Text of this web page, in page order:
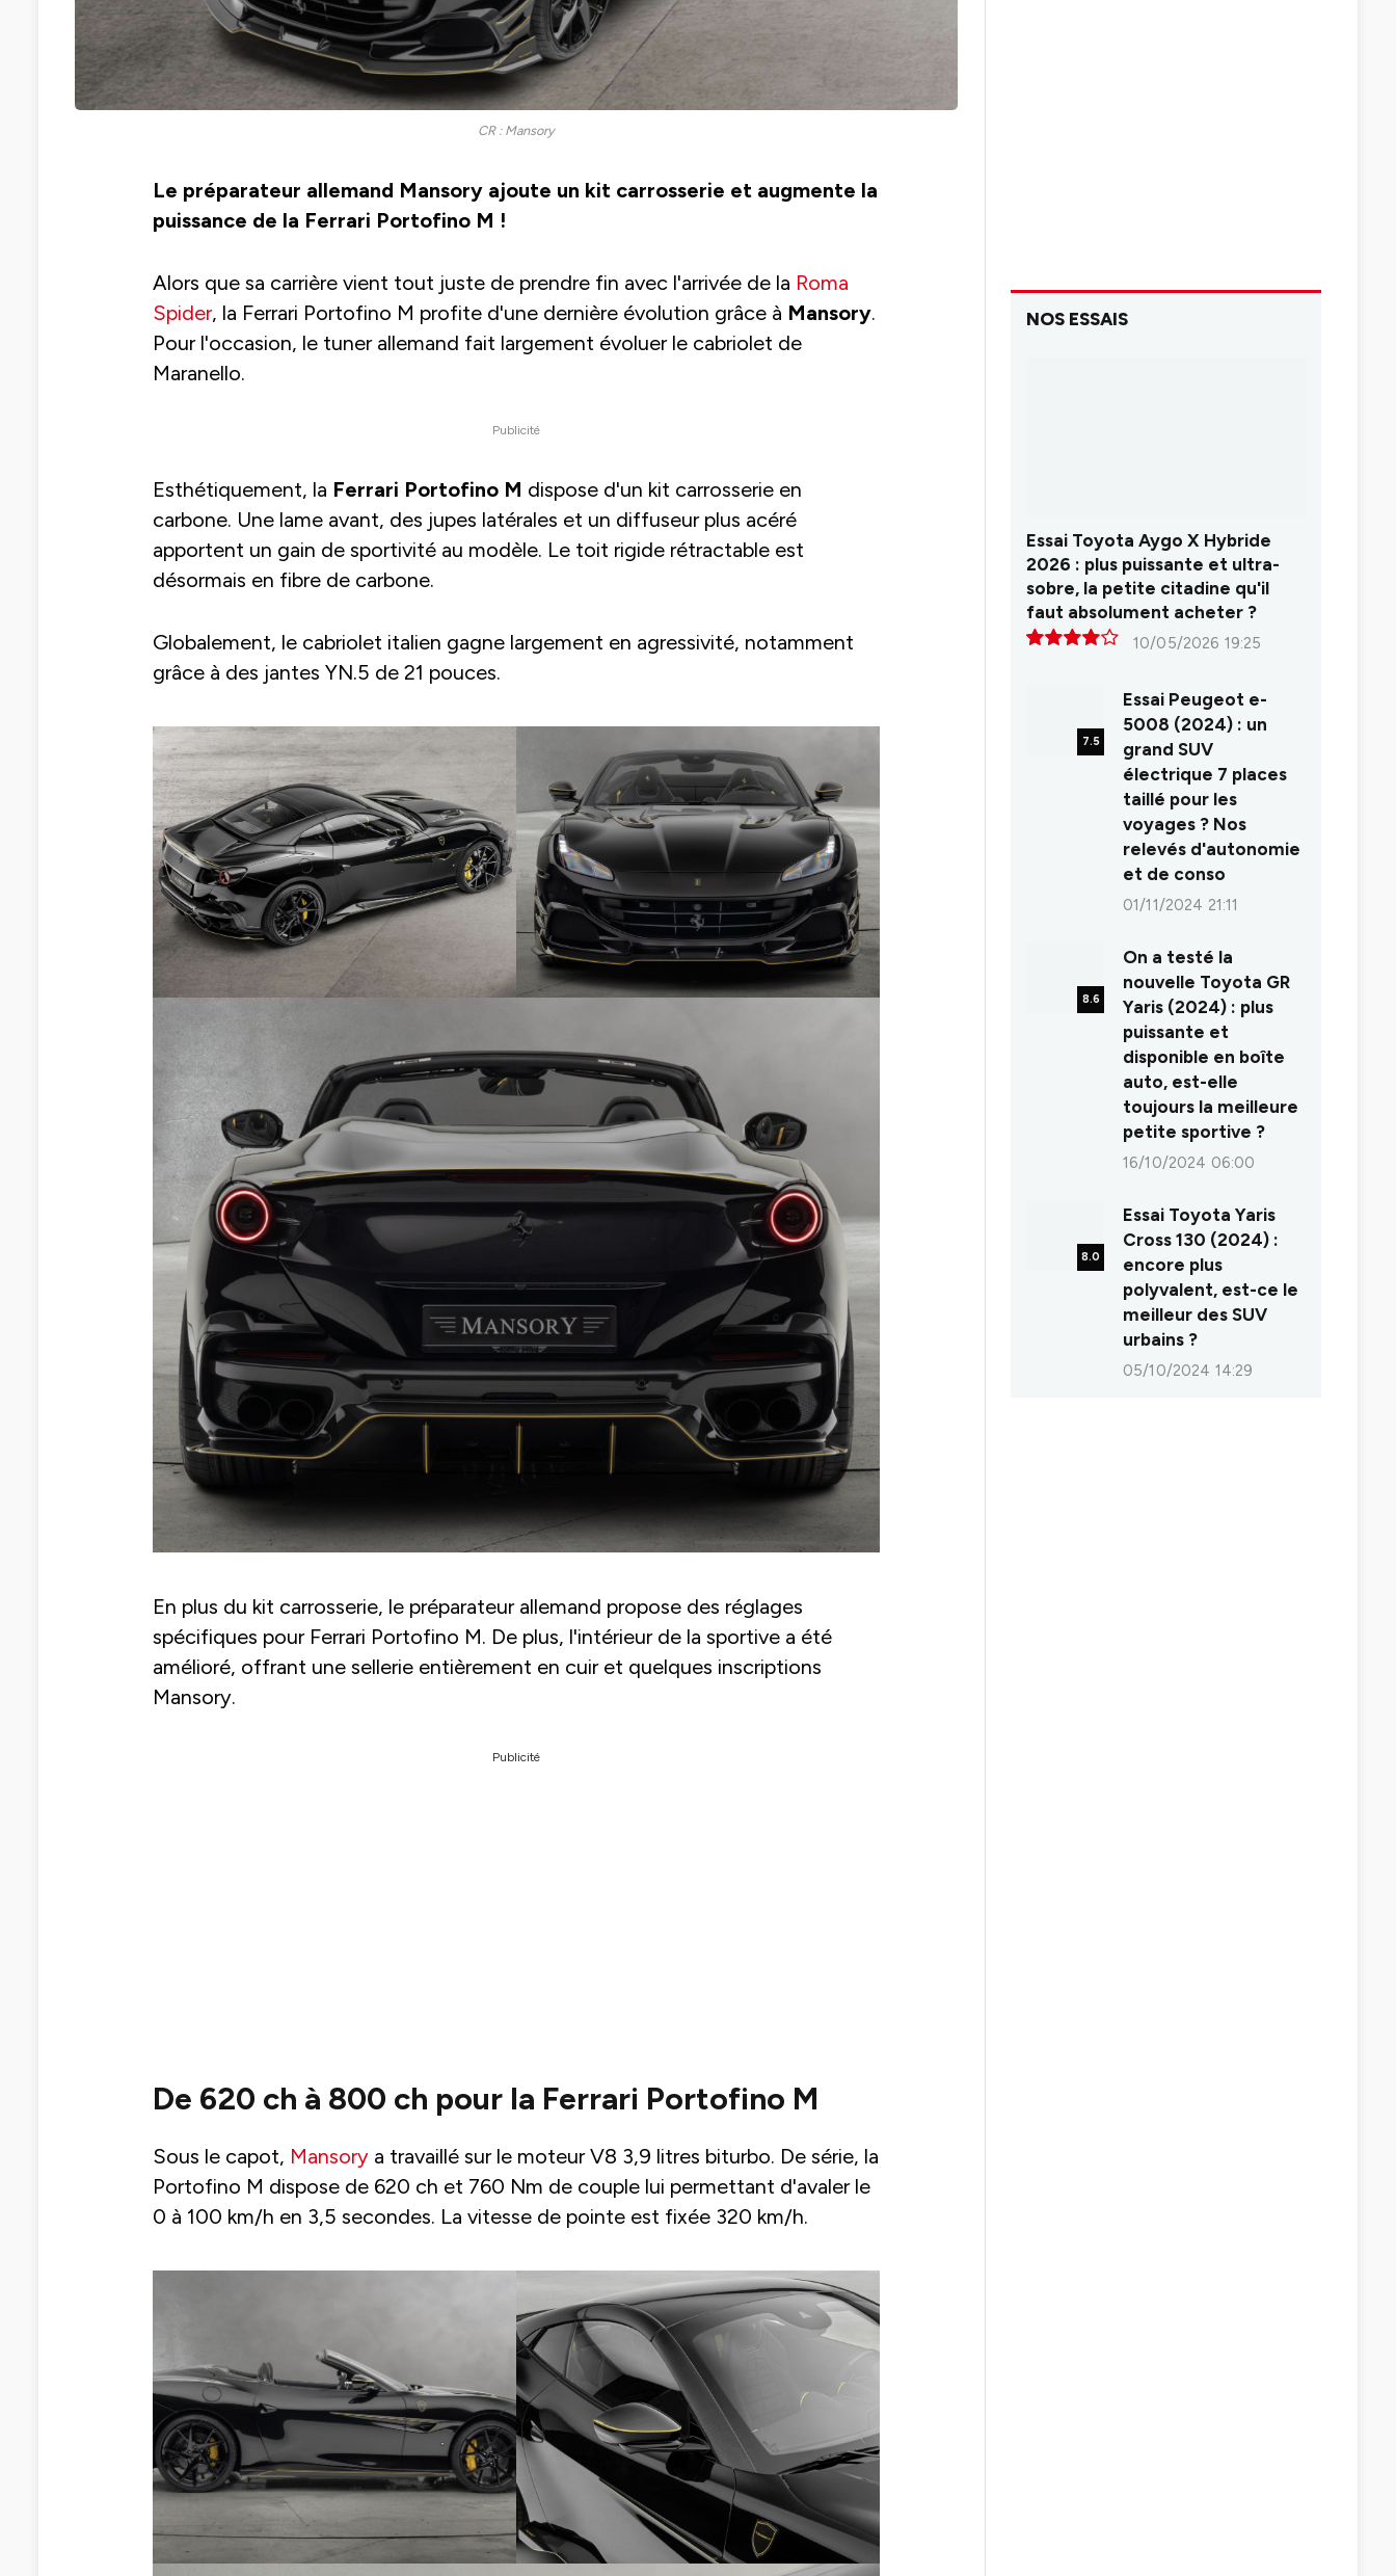
CR : Mansory
Le préparateur allemand Mansory ajoute un kit carrosserie et augmente la
puissance de la Ferrari Portofino M !
Alors que sa carrière vient tout juste de prendre fin avec l'arrivée de la Roma
Spider, la Ferrari Portofino M profite d'une dernière évolution grâce à Mansory.
Pour l'occasion, le tuner allemand fait largement évoluer le cabriolet de
Maranello.
Publicité
Esthétiquement, la Ferrari Portofino M dispose d'un kit carrosserie en
carbone. Une lame avant, des jupes latérales et un diffuseur plus acéré
apportent un gain de sportivité au modèle. Le toit rigide rétractable est
désormais en fibre de carbone.
Globalement, le cabriolet italien gagne largement en agressivité, notamment
grâce à des jantes YN.5 de 21 pouces.
En plus du kit carrosserie, le préparateur allemand propose des réglages
spécifiques pour Ferrari Portofino M. De plus, l'intérieur de la sportive a été
amélioré, offrant une sellerie entièrement en cuir et quelques inscriptions
Mansory.
Publicité
De 620 ch à 800 ch pour la Ferrari Portofino M
Sous le capot, Mansory a travaillé sur le moteur V8 3,9 litres biturbo. De série, la
Portofino M dispose de 620 ch et 760 Nm de couple lui permettant d'avaler le
0 à 100 km/h en 3,5 secondes. La vitesse de pointe est fixée 320 km/h.
NOS ESSAIS
Essai Toyota Aygo X Hybride
2026 : plus puissante et ultra-
sobre, la petite citadine qu'il
faut absolument acheter ?
10/05/2026 19:25
7.5
Essai Peugeot e-
5008 (2024) : un
grand SUV
électrique 7 places
taillé pour les
voyages ? Nos
relevés d'autonomie
et de conso
01/11/2024 21:11
8.6
On a testé la
nouvelle Toyota GR
Yaris (2024) : plus
puissante et
disponible en boîte
auto, est-elle
toujours la meilleure
petite sportive ?
16/10/2024 06:00
8.0
Essai Toyota Yaris
Cross 130 (2024) :
encore plus
polyvalent, est-ce le
meilleur des SUV
urbains ?
05/10/2024 14:29